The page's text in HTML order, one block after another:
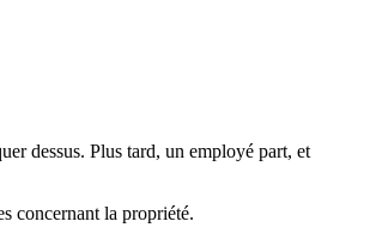
dessus. Plus tard, un employé part, et
concernant la propriété.